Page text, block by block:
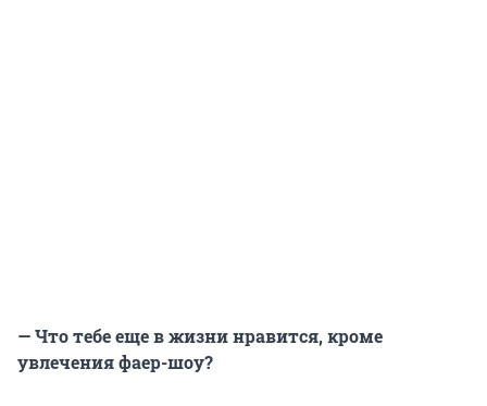
— Что тебе еще в жизни нравится, кроме
увлечения фаер-шоу?